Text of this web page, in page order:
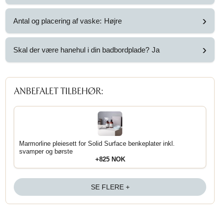
Antal og placering af vaske: Højre ›
Skal der være hanehul i din badbordplade? Ja ›
ANBEFALET TILBEHØR:
Marmorline pleiesett for Solid Surface benkeplater inkl.
svamper og børste
+825 NOK
SE FLERE +